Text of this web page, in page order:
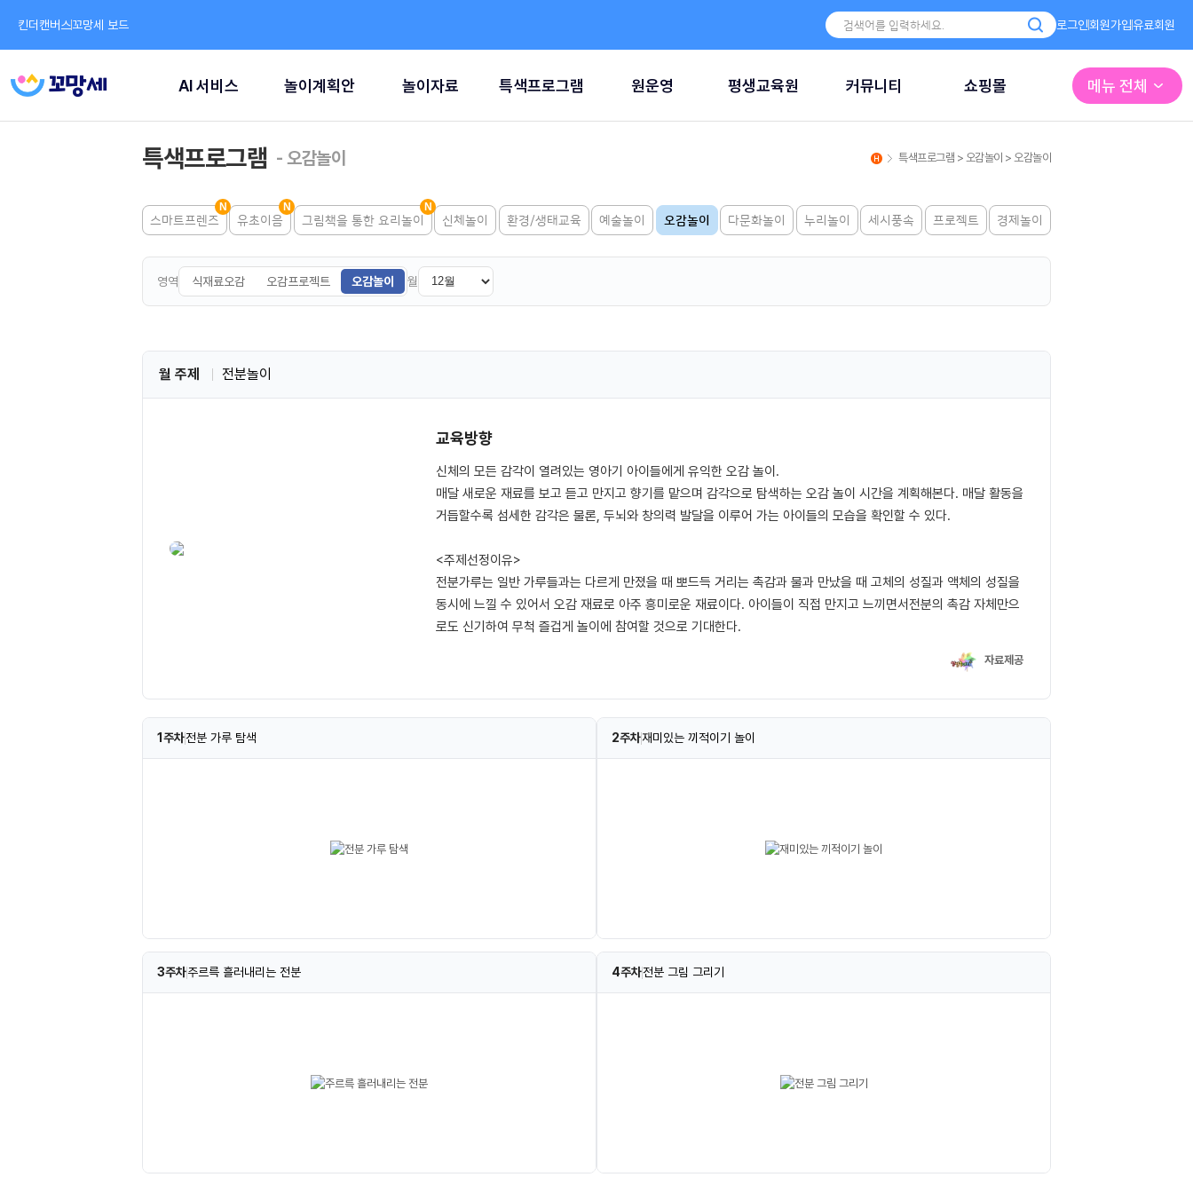
킨더캔버스꼬망세 보드 로그인회원가입유료회원
AI 서비스 놀이계획안 놀이자료 특색프로그램 원운영 평생교육원 커뮤니티 쇼핑몰 메뉴 전체
특색프로그램 - 오감놀이 특색프로그램 > 오감놀이 > 오감놀이
스마트프렌즈 유초이음 그림책을 통한 요리놀이 신체놀이 환경/생태교육 예술놀이 오감놀이 다문화놀이 누리놀이 세시풍속 프로젝트 경제놀이
영역 식재료오감 오감프로젝트 오감놀이 월
월 주제 전분놀이
교육방향
신체의 모든 감각이 열려있는 영아기 아이들에게 유익한 오감 놀이.
매달 새로운 재료를 보고 듣고 만지고 향기를 맡으며 감각으로 탐색하는 오감 놀이 시간을 계획해본다. 매달 활동을
거듭할수록 섬세한 감각은 물론, 두뇌와 창의력 발달을 이루어 가는 아이들의 모습을 확인할 수 있다.
<주제선정이유>
전분가루는 일반 가루들과는 다르게 만졌을 때 뽀드득 거리는 촉감과 물과 만났을 때 고체의 성질과 액체의 성질을
동시에 느낄 수 있어서 오감 재료로 아주 흥미로운 재료이다. 아이들이 직접 만지고 느끼면서전분의 촉감 자체만으
로도 신기하여 무척 즐겁게 놀이에 참여할 것으로 기대한다.
자료제공
1주차전분 가루 탐색 2주차재미있는 끼적이기 놀이
3주차주르륵 흘러내리는 전분 4주차전분 그림 그리기